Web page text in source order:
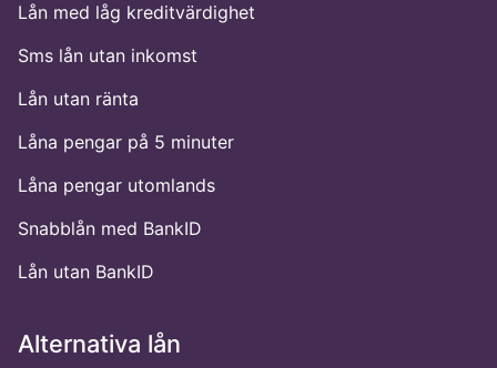
Lån med låg kreditvärdighet
Sms lån utan inkomst
Lån utan ränta
Låna pengar på 5 minuter
Låna pengar utomlands
Snabblån med BankID
Lån utan BankID
Alternativa lån